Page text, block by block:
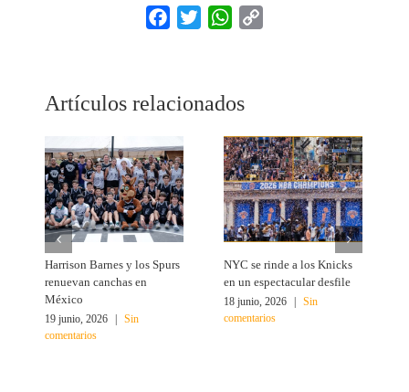
Facebook
Twitter WhatsApp
Artículos relacionados
Harrison Barnes y los Spurs
renuevan canchas en
México
19 junio, 2026
Sin
comentarios
NYC se rinde a los Knicks
en un espectacular desfile
18 junio, 2026
Sin
comentarios